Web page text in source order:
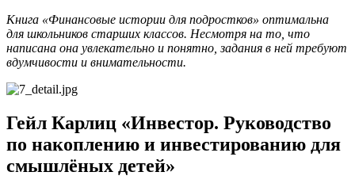
Книга «Финансовые истории для подростков» оптимальна
для школьников старших классов. Несмотря на то, что
написана она увлекательно и понятно, задания в ней требуют
вдумчивости и внимательности.
Гейл Карлиц «Инвестор. Руководство
по накоплению и инвестированию для
смышлёных детей»